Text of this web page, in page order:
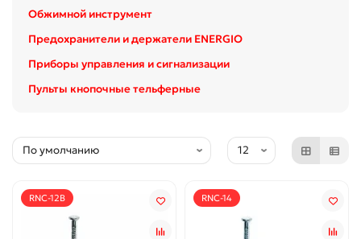
Обжимной инструмент
Предохранители и держатели ENERGIO
Приборы управления и сигнализации
Пульты кнопочные тельферные
RNC-12B RNC-14